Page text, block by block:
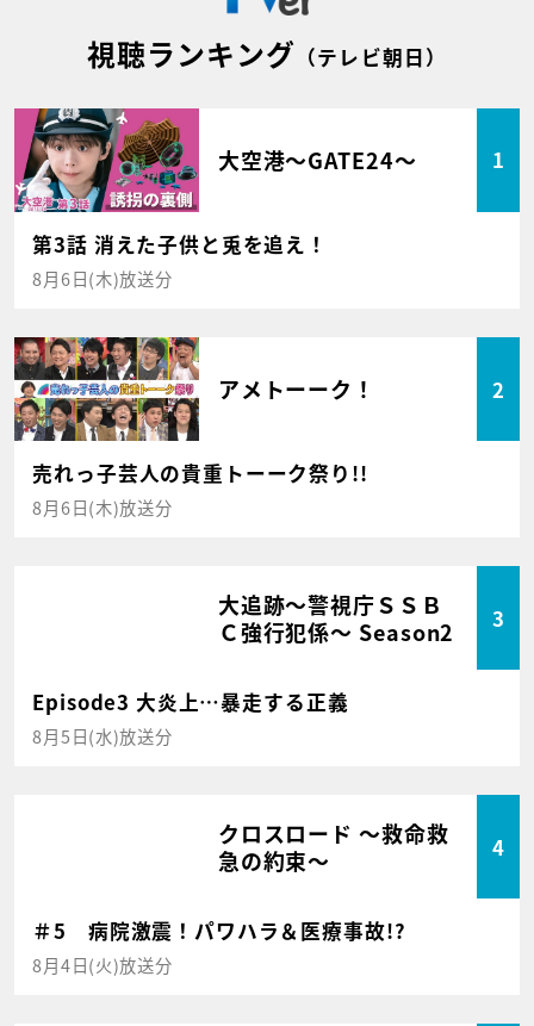
視聴ランキング （テレビ朝日）
大空港～GATE24～ 1
第3話 消えた子供と兎を追え！
8月6日(木)放送分
アメトーーク！ 2
売れっ子芸人の貴重トーーク祭り!!
8月6日(木)放送分
大追跡～警視庁ＳＳＢ
Ｃ強行犯係～ Season2
3
Episode3 大炎上…暴走する正義
8月5日(水)放送分
クロスロード ～救命救
急の約束～
4
＃5 病院激震！パワハラ＆医療事故!?
8月4日(火)放送分